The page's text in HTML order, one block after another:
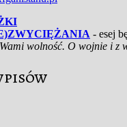
- esej
wolność. O wojnie i z